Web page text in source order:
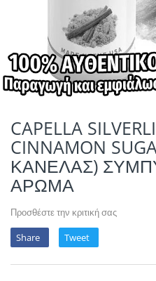
CAPELLA
CINNAMON
ΚΑΝΕΛΑΣ)
ΑΡΩΜΑ
Προσθέστε την κριτική σας
Share
Tweet